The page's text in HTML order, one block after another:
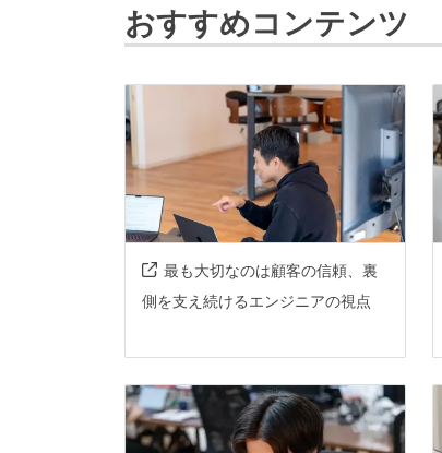
プロジェクト管理 github
情報共有ツール slack
aurora-
github-
その他、現場で使われている技術
AIツール
おすすめコンテンツ
最も大切なのは顧客の信頼、裏
側を支え続けるエンジニアの視点